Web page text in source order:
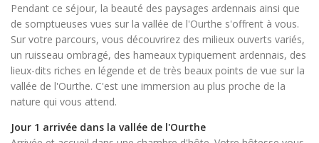
Pendant ce séjour, la beauté des paysages ardennais ainsi que
de somptueuses vues sur la vallée de l'Ourthe s'offrent à vous.
Sur votre parcours, vous découvrirez des milieux ouverts variés,
un ruisseau ombragé, des hameaux typiquement ardennais, des
lieux-dits riches en légende et de très beaux points de vue sur la
vallée de l'Ourthe. C'est une immersion au plus proche de la
nature qui vous attend.
Jour 1 arrivée dans la vallée de l'Ourthe